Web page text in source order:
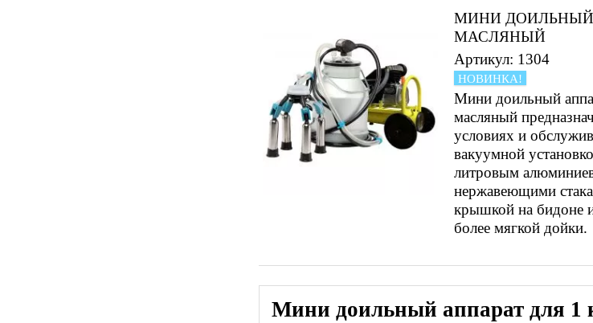
МИНИ ДОИЛЬНЫЙ
МАСЛЯНЫЙ
Артикул: 1304
НОВИНКА!
Мини доильный
масляный
условиях и
вакуумной
литровым
нержавеющими
крышкой на бидоне
более мягкой дойки.
Мини доильный аппарат для